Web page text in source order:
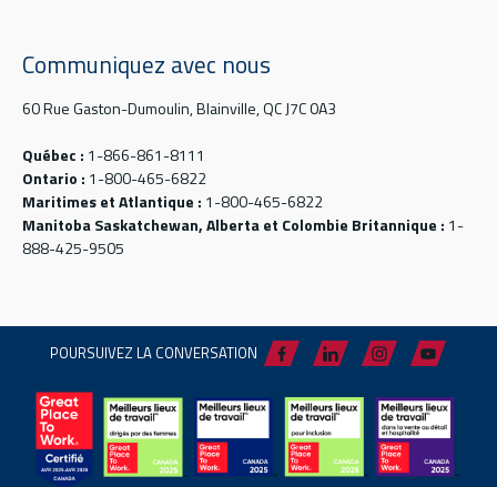
Communiquez avec nous
60 Rue Gaston-Dumoulin, Blainville, QC J7C 0A3
Québec : 1-866-861-8111
Ontario : 1-800-465-6822
Maritimes et Atlantique : 1-800-465-6822
Manitoba Saskatchewan, Alberta et Colombie Britannique : 1-
888-425-9505
POURSUIVEZ LA CONVERSATION